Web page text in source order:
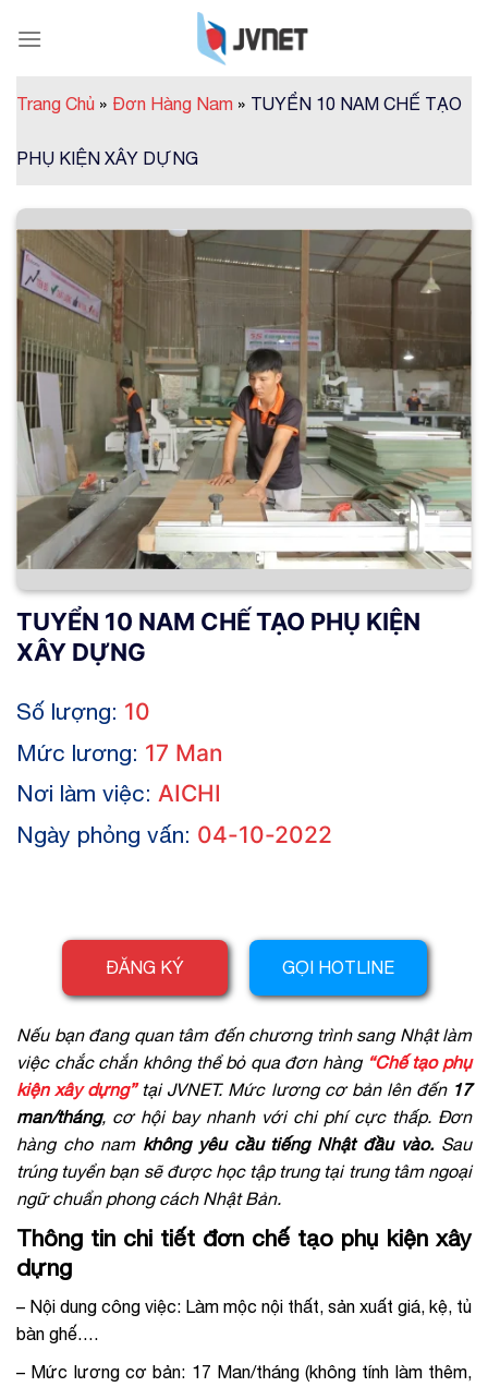
Trang Chủ » Đơn Hàng Nam » TUYỂN 10 NAM CHẾ TẠO
PHỤ KIỆN XÂY DỰNG
TUYỂN 10 NAM CHẾ TẠO PHỤ KIỆN
XÂY DỰNG
Số lượng: 10
Mức lương: 17 Man
Nơi làm việc: AICHI
Ngày phỏng vấn: 04-10-2022
ĐĂNG KÝ GỌI HOTLINE
Nếu bạn đang quan tâm đến chương trình sang Nhật làm
việc chắc chắn không thể bỏ qua đơn hàng “Chế tạo phụ
kiện xây dựng”tại JVNET. Mức lương cơ bản lên đến 17
man/tháng, cơ hội bay nhanh với chi phí cực thấp. Đơn
hàng cho nam không yêu cầu tiếng Nhật đầu vào.Sau
trúng tuyển bạn sẽ được học tập trung tại trung tâm ngoại
ngữ chuẩn phong cách Nhật Bản.
Thông tin chi tiết đơn chế tạo phụ kiện xây
dựng
– Nội dung công việc: Làm mộc nội thất, sản xuất giá, kệ, tủ
bàn ghế….
– Mức lương cơ bản: 17 Man/tháng (không tính làm thêm,